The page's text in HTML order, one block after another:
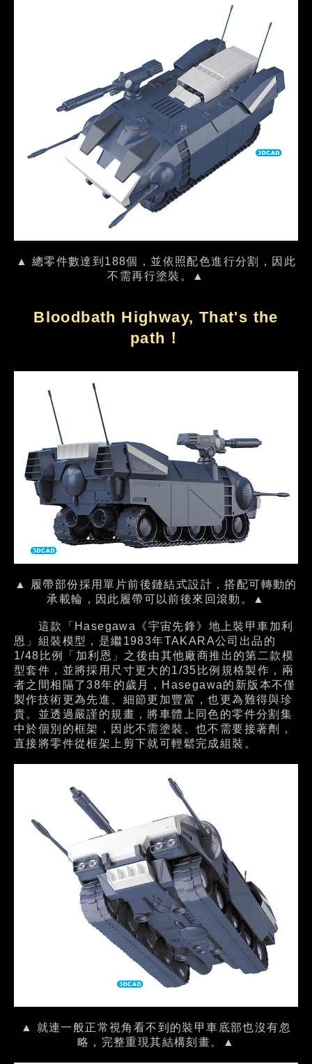
▲ 總零件數達到188個，並依照配色進行分割，因此
不需再行塗裝。▲
Bloodbath Highway, That's the
path！
▲ 履帶部份採用單片前後鏈結式設計，搭配可轉動的
承載輪，因此履帶可以前後來回滾動。▲
這款「Hasegawa《宇宙先鋒》地上裝甲車加利
恩」組裝模型，是繼1983年TAKARA公司出品的
1/48比例「加利恩」之後由其他廠商推出的第二款模
型套件，並將採用尺寸更大的1/35比例規格製作，兩
者之間相隔了38年的歲月，Hasegawa的新版本不僅
製作技術更為先進、細節更加豐富，也更為難得與珍
貴。並透過嚴謹的規畫，將車體上同色的零件分割集
中於個別的框架，因此不需塗裝、也不需要接著劑，
直接將零件從框架上剪下就可輕鬆完成組裝。
▲ 就連一般正常視角看不到的裝甲車底部也沒有忽
略，完整重現其結構刻畫。▲